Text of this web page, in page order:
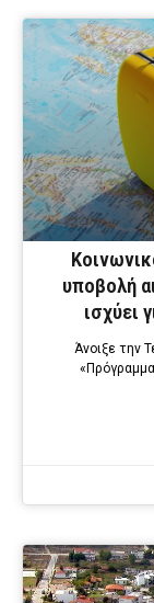
υποβολή
ισχύει
Άνοιξε την